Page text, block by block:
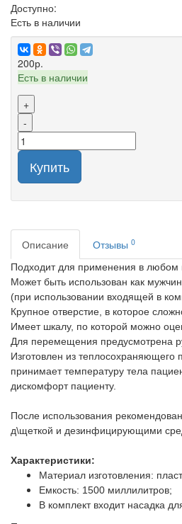
Доступно:
Есть в наличии
200р.
Есть в наличии
+
-
Купить
Описание Отзывы 0
Подходит для применения в любом
Может быть использован как
(при использовании входящей в
Крупное отверстие, в которое
Имеет шкалу, по которой можно
Для перемещения предусмотрена
Изготовлен из теплосохраняющего
принимает температуру тела
дискомфорт пациенту.
После использования
д\щеткой и дезинфицирующими
Характеристики:
Материал изготовления:
Емкость: 1500 миллилитров;
В комплект входит насадка